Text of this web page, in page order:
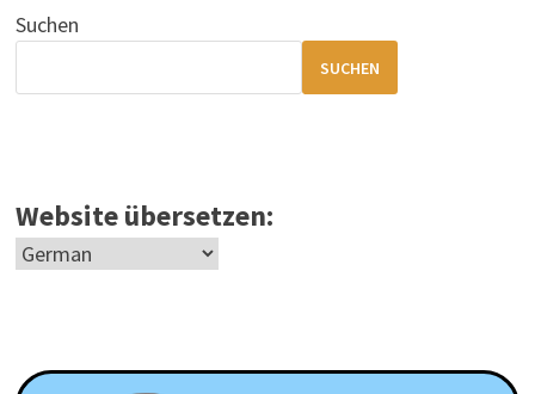
Suchen
SUCHEN
Website übersetzen: